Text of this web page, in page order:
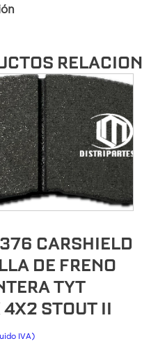
CARSHIELD
DE FRENO
TYT
STOUT II
IVA)